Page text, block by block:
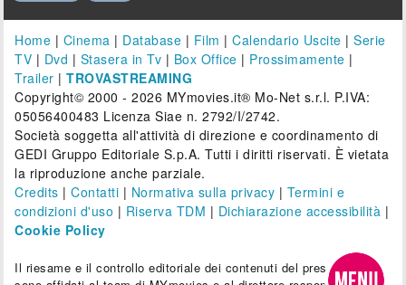
Home | Cinema | Database | Film |Calendario Uscite |Serie
TV | Dvd | Stasera in Tv | Box Office | Prossimamente |
Trailer |TROVASTREAMING
Copyright© 2000 - 2026 MYmovies.it® Mo-Net s.r.l. P.IVA:
05056400483 Licenza Siae n. 2792/I/2742.
Società soggetta all'attività di direzione e coordinamento di
GEDI Gruppo Editoriale S.p.A. Tutti i diritti riservati. È vietata
la riproduzione anche parziale.
Credits |Contatti | Normativa sulla privacy | Termini e
condizioni d'uso | Riserva TDM | Dichiarazione accessibilità |
Cookie Policy
Il riesame e il controllo editoriale dei contenuti del presente sito